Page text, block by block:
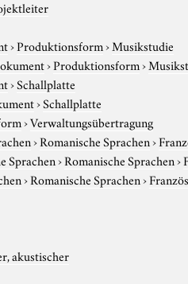
›Produktionsform›Musikstudie
›Produktionsform›
›Schallplatte
›Schallplatte
›Verwaltungsübertragung
›Romanische Sprachen›
Sprachen›Romanische Sprachen›
›Romanische Sprachen›
akustischer